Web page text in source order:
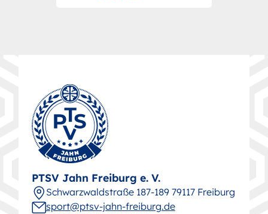
PTSV Jahn Freiburg e. V.
Schwarz­wald­straße 187-189 79117 Freiburg
sport@ptsv-jahn-freiburg.de